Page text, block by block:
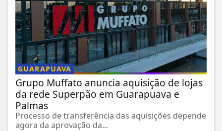
GUARAPUAVA
Grupo Muffato anuncia aquisição de lojas
da rede Superpão em Guarapuava e
Palmas
Processo de transferência das aquisições depende
agora da aprovação da...